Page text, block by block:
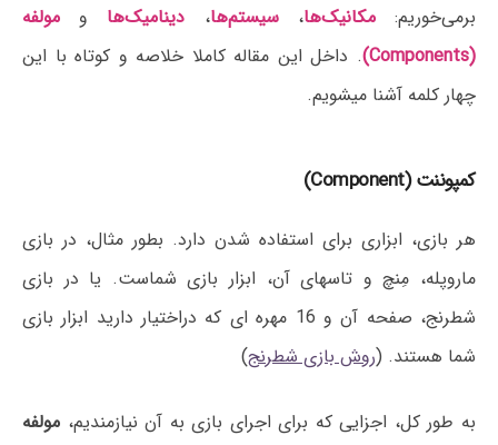
برمی‌خوریم:مکانیک‌ها،سیستم‌ها، دینامیک‌ها و مولفه
(Components)
. داخل این مقاله کاملا خلاصه و کوتاه با این
چهار کلمه آشنا میشویم.
کمپوننت (Component)
هر بازی، ابزاری برای استفاده شدن دارد. بطور مثال، در بازی
ماروپله، مِنچ و تاسهای آن، ابزار بازی شماست. یا در بازی
شطرنج، صفحه آن و 16 مهره ای که دراختیار دارید ابزار بازی
شما هستند. (روش بازی شطرنج)
به طور کل، اجزایی که برای اجرای بازی به آن نیازمندیم، مولفه